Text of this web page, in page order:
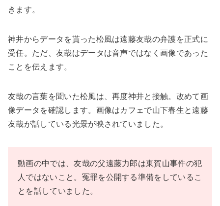
きます。
神井からデータを貰った松風は遠藤友哉の弁護を正式に
受任。ただ、友哉はデータは音声ではなく画像であった
ことを伝えます。
友哉の言葉を聞いた松風は、再度神井と接触。改めて画
像データを確認します。画像はカフェで山下春生と遠藤
友哉が話している光景が映されていました。
動画の中では、友哉の父遠藤力郎は東賀山事件の犯
人ではないこと。冤罪を公開する準備をしているこ
とを話していました。